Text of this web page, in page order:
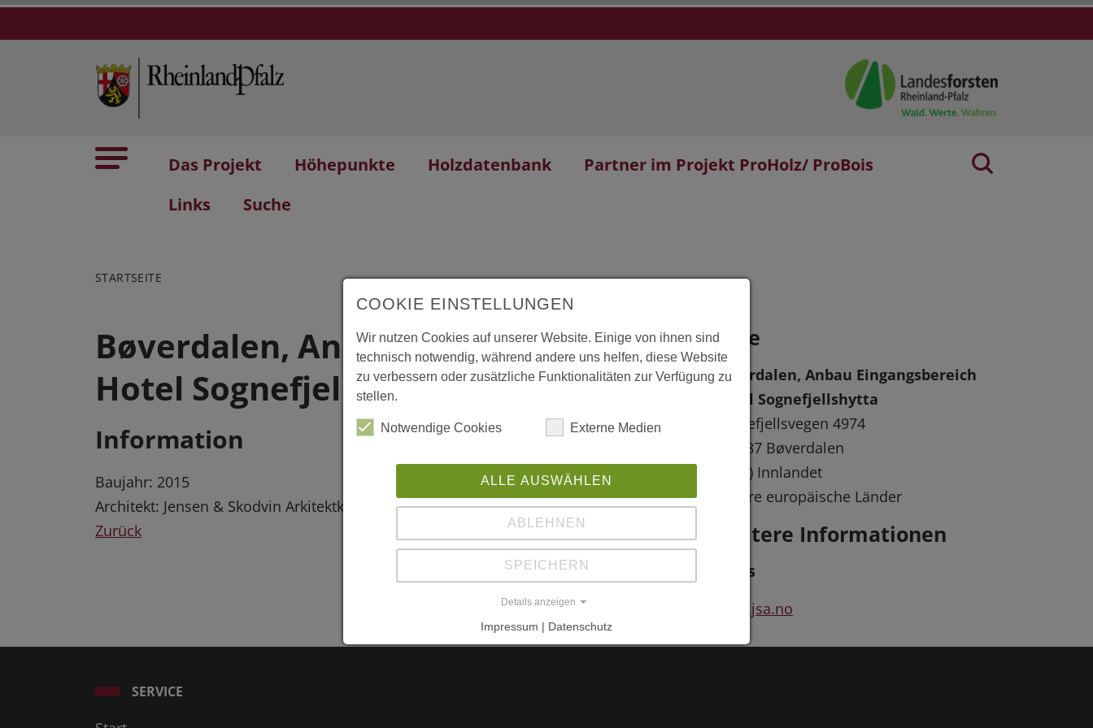
Das Projekt Höhepunkte Holzdatenbank
Partner im Projekt ProHolz/ ProBois
Links
Suche
STARTSEITE
Bøverdalen, Anbau Eingangsbereich
Hotel Sognefjellshytta
Information
Baujahr: 2015
Architekt: Jensen & Skodvin Arkitektkontor, N-Oslo
Zurück
Lage
Bøverdalen, Anbau Eingangsbereich
Hotel Sognefjellshytta
Sognefjellsvegen 4974
N-2687 Bøverdalen
(fylke) Innlandet
Andere europäische Länder
Weitere Informationen
Links
www.jsa.no
SERVICE
COOKIE EINSTELLUNGEN
Wir nutzen Cookies auf unserer Website. Einige von ihnen sind
technisch notwendig, während andere uns helfen, diese Website
zu verbessern oder zusätzliche Funktionalitäten zur Verfügung zu
stellen.
Notwendige Cookies Externe Medien
ALLE AUSWÄHLEN
ABLEHNEN
SPEICHERN
Details anzeigen
Impressum | Datenschutz